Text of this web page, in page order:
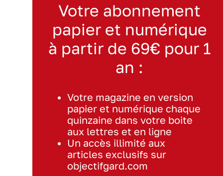
Votre abonnement
papier et numérique
à partir de 69€ pour 1
an :
Votre magazine en version
papier et numérique chaque
quinzaine dans votre boite
aux lettres et en ligne
Un accès illimité aux
articles exclusifs sur
objectifgard.com